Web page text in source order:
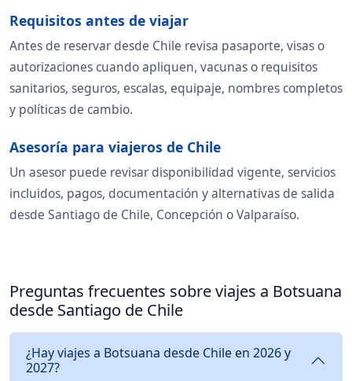
Requisitos antes de viajar
Antes de reservar desde Chile revisa pasaporte, visas o
autorizaciones cuando apliquen, vacunas o requisitos
sanitarios, seguros, escalas, equipaje, nombres completos
y políticas de cambio.
Asesoría para viajeros de Chile
Un asesor puede revisar disponibilidad vigente, servicios
incluidos, pagos, documentación y alternativas de salida
desde Santiago de Chile, Concepción o Valparaíso.
Preguntas frecuentes sobre viajes a Botsuana
desde Santiago de Chile
¿Hay viajes a Botsuana desde Chile en 2026 y
2027?